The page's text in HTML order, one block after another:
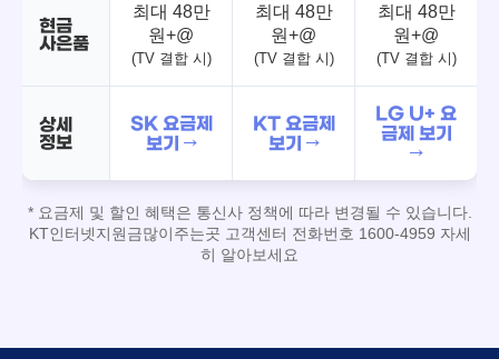
현금
사은품
최대 48만
원+@
(TV 결합 시)
최대 48만
원+@
(TV 결합 시)
최대 48만
원+@
(TV 결합 시)
상세
정보
SK 요금제
보기 →
KT 요금제
보기 →
LG U+ 요
금제 보기
→
* 요금제 및 할인 혜택은 통신사 정책에 따라 변경될 수 있습니다.
KT인터넷지원금많이주는곳 고객센터 전화번호 1600-4959 자세
히 알아보세요